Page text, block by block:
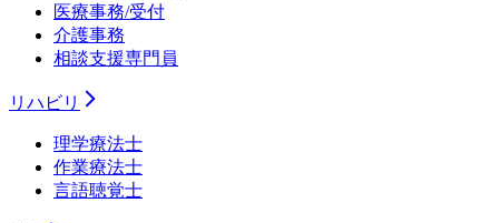
医療事務/受付
介護事務
相談支援専門員
リハビリ
理学療法士
作業療法士
言語聴覚士